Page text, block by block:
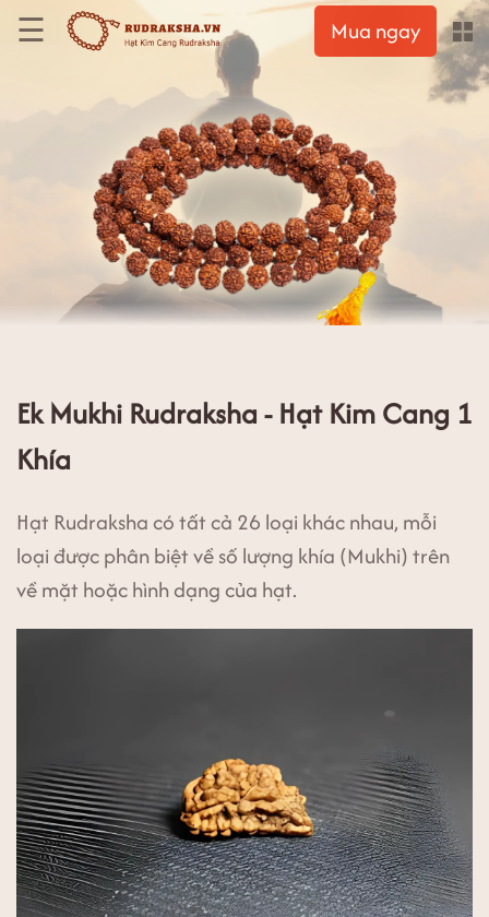
☰ Mua ngay
Ek Mukhi Rudraksha - Hạt Kim Cang 1
Khía
Hạt Rudraksha có tất cả 26 loại khác nhau, mỗi
loại được phân biệt về số lượng khía (Mukhi) trên
về mặt hoặc hình dạng của hạt.